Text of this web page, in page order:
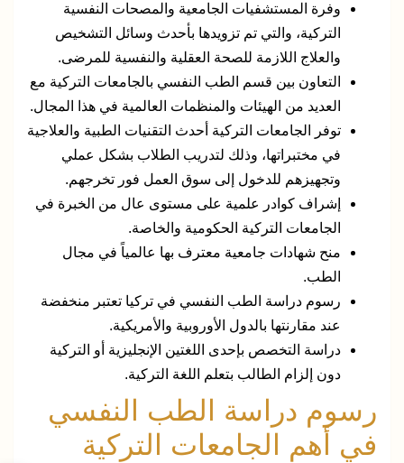
وفرة المستشفيات الجامعية والمصحات النفسية
التركية، والتي تم تزويدها بأحدث وسائل التشخيص
والعلاج اللازمة للصحة العقلية والنفسية للمرضى.
التعاون بين قسم الطب النفسي بالجامعات التركية مع
العديد من الهيئات والمنظمات العالمية في هذا المجال.
توفر الجامعات التركية أحدث التقنيات الطبية والعلاجية
في مختبراتها، وذلك لتدريب الطلاب بشكل عملي
وتجهيزهم للدخول إلى سوق العمل فور تخرجهم.
إشراف كوادر علمية على مستوى عال من الخبرة في
الجامعات التركية الحكومية والخاصة.
منح شهادات جامعية معترف بها عالمياً في مجال
الطب.
رسوم دراسة الطب النفسي في تركيا تعتبر منخفضة
عند مقارنتها بالدول الأوروبية والأمريكية.
دراسة التخصص بإحدى اللغتين الإنجليزية أو التركية
دون إلزام الطالب بتعلم اللغة التركية.
رسوم دراسة الطب النفسي
في أهم الجامعات التركية